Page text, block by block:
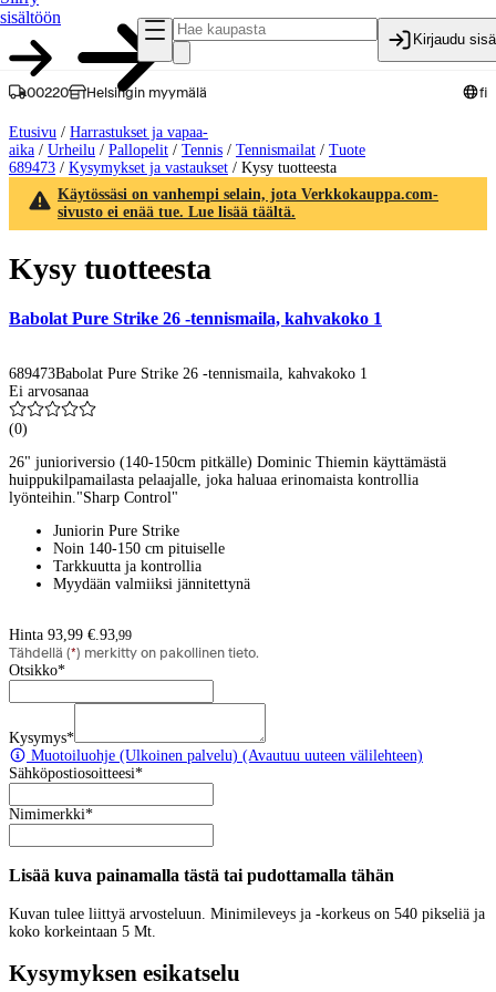
sisältöön
Kirjaudu
00220 Helsingin myymälä fi
Etusivu / Harrastukset ja vapaa-
aika / Urheilu / Pallopelit / Tennis / Tennismailat / Tuote
689473 / Kysymykset ja vastaukset / Kysy tuotteesta
Käytössäsi on vanhempi selain, jota Verkkokauppa.com-
sivusto ei enää tue. Lue lisää täältä.
Kysy tuotteesta
Babolat Pure Strike 26 -tennismaila, kahvakoko 1
689473Babolat Pure Strike 26 -tennismaila, kahvakoko 1
Ei arvosanaa
(0)
26" junioriversio (140-150cm pitkälle) Dominic Thiemin käyttämästä
huippukilpamailasta pelaajalle, joka haluaa erinomaista kontrollia
lyönteihin."Sharp Control"
Juniorin Pure Strike
Noin 140-150 cm pituiselle
Tarkkuutta ja kontrollia
Myydään valmiiksi jännitettynä
Hinta 93,99 €. 93,99
Tähdellä (*) merkitty on pakollinen tieto.
Otsikko*
Kysymys*
Muotoiluohje (Ulkoinen palvelu) (Avautuu uuteen välilehteen)
Sähköpostiosoitteesi*
Nimimerkki*
Lisää kuva painamalla tästä tai pudottamalla tähän
Kuvan tulee liittyä arvosteluun. Minimileveys ja -korkeus on 540 pikseliä ja
koko korkeintaan 5 Mt.
Kysymyksen esikatselu